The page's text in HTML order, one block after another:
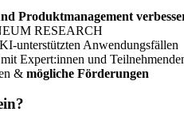
Produktmanagement
RESEARCH
unterstützten Anwendungsfällen
Expert:innen und
& mögliche Förderungen